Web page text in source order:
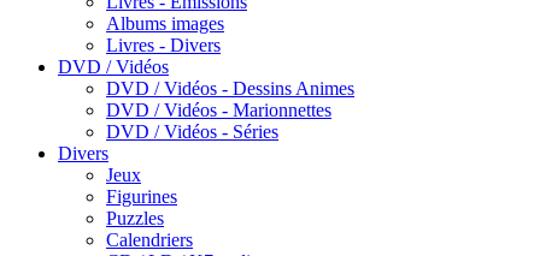
Albums images
Livres - Divers
DVD / Vidéos
DVD / Vidéos - Dessins Animes
DVD / Vidéos - Marionnettes
DVD / Vidéos - Séries
Divers
Jeux
Figurines
Puzzles
Calendriers